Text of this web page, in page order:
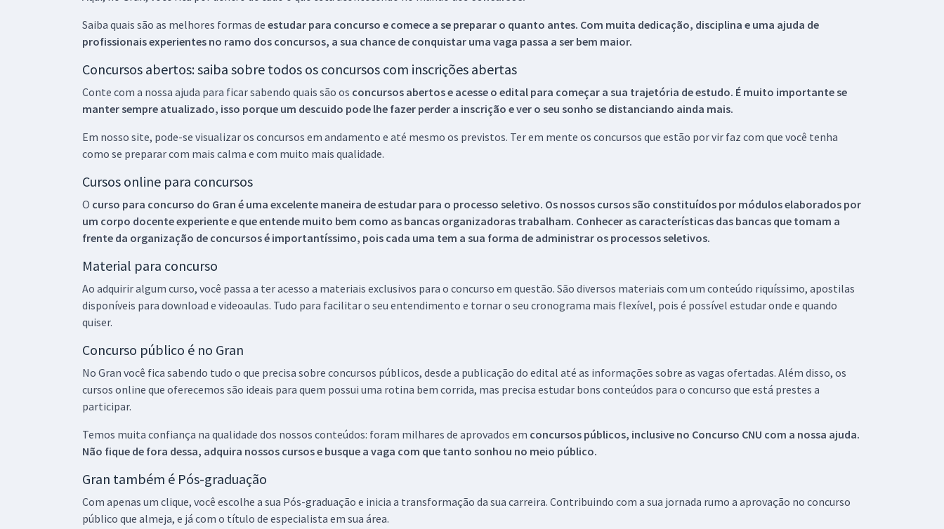
Saiba quais são as melhores formas de estudar para concurso e comece a se preparar o quanto antes. Com muita dedicação, disciplina e uma ajuda de
profissionais experientes no ramo dos concursos, a sua chance de conquistar uma vaga passa a ser bem maior.
Concursos abertos: saiba sobre todos os concursos com inscrições abertas
Conte com a nossa ajuda para ficar sabendo quais são os concursos abertos e acesse o edital para começar a sua trajetória de estudo. É muito importante se
manter sempre atualizado, isso porque um descuido pode lhe fazer perder a inscrição e ver o seu sonho se distanciando ainda mais.
Em nosso site, pode-se visualizar os concursos em andamento e até mesmo os previstos. Ter em mente os concursos que estão por vir faz com que você tenha
como se preparar com mais calma e com muito mais qualidade.
Cursos online para concursos
O curso para concurso do Gran é uma excelente maneira de estudar para o processo seletivo. Os nossos cursos são constituídos por módulos elaborados por
um corpo docente experiente e que entende muito bem como as bancas organizadoras trabalham. Conhecer as características das bancas que tomam a
frente da organização de concursos é importantíssimo, pois cada uma tem a sua forma de administrar os processos seletivos.
Material para concurso
Ao adquirir algum curso, você passa a ter acesso a materiais exclusivos para o concurso em questão. São diversos materiais com um conteúdo riquíssimo, apostilas
disponíveis para download e videoaulas. Tudo para facilitar o seu entendimento e tornar o seu cronograma mais flexível, pois é possível estudar onde e quando
quiser.
Concurso público é no Gran
No Gran você fica sabendo tudo o que precisa sobre concursos públicos, desde a publicação do edital até as informações sobre as vagas ofertadas. Além disso, os
cursos online que oferecemos são ideais para quem possui uma rotina bem corrida, mas precisa estudar bons conteúdos para o concurso que está prestes a
participar.
Temos muita confiança na qualidade dos nossos conteúdos: foram milhares de aprovados em concursos públicos, inclusive no Concurso CNU com a nossa ajuda.
Não fique de fora dessa, adquira nossos cursos e busque a vaga com que tanto sonhou no meio público.
Gran também é Pós-graduação
Com apenas um clique, você escolhe a sua Pós-graduação e inicia a transformação da sua carreira. Contribuindo com a sua jornada rumo a aprovação no concurso
público que almeja, e já com o título de especialista em sua área.